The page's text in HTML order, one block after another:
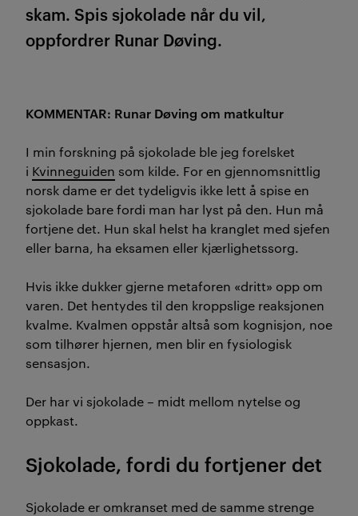
skam. Spis sjokolade når du vil,
oppfordrer Runar Døving.
KOMMENTAR: Runar Døving om matkultur
I min forskning på sjokolade ble jeg forelsket
i Kvinneguiden som kilde. For en gjennomsnittlig
norsk dame er det tydeligvis ikke lett å spise en
sjokolade bare fordi man har lyst på den. Hun må
fortjene det. Hun skal helst ha kranglet med sjefen
eller barna, ha eksamen eller kjærlighetssorg.
Hvis ikke dukker gjerne metaforen «dritt» opp om
varen. Det hentydes til den kroppslige reaksjonen
kvalme. Kvalmen oppstår altså som kognisjon, noe
som tilhører hjernen, men blir en fysiologisk
sensasjon.
Der har vi sjokolade – midt mellom nytelse og
oppkast.
Sjokolade, fordi du fortjener det
Sjokolade er omkranset med de samme strenge